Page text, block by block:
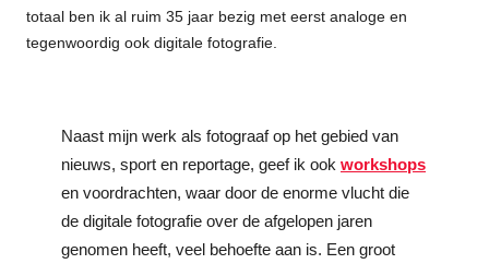
totaal ben ik al ruim 35 jaar bezig met eerst analoge en
tegenwoordig ook digitale fotografie.
Naast mijn werk als fotograaf op het gebied van
nieuws, sport en reportage, geef ik ook workshops
en voordrachten, waar door de enorme vlucht die
de digitale fotografie over de afgelopen jaren
genomen heeft, veel behoefte aan is. Een groot